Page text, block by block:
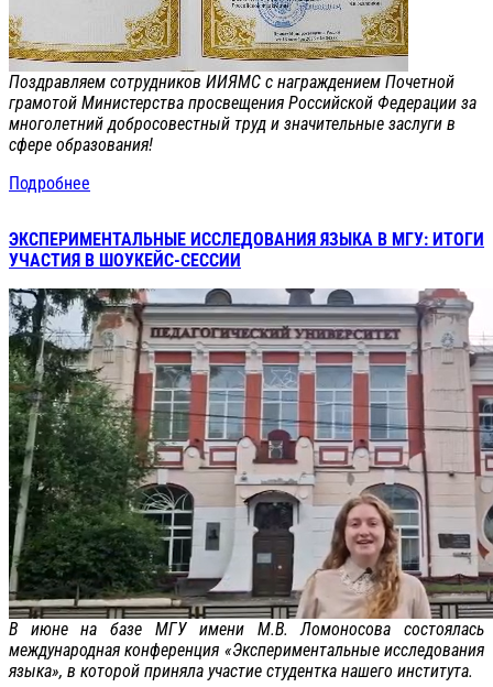
Поздравляем сотрудников ИИЯМС с награждением Почетной
грамотой Министерства просвещения Российской Федерации за
многолетний добросовестный труд и значительные заслуги в
сфере образования!
Подробнее
ЭКСПЕРИМЕНТАЛЬНЫЕ ИССЛЕДОВАНИЯ ЯЗЫКА В МГУ: ИТОГИ
УЧАСТИЯ В ШОУКЕЙС-СЕССИИ
В июне на базе МГУ имени М.В. Ломоносова состоялась
международная конференция «Экспериментальные исследования
языка», в которой приняла участие студентка нашего института.